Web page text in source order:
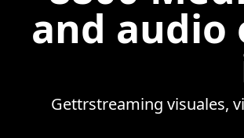
and audio
Gettrstreaming visuales,